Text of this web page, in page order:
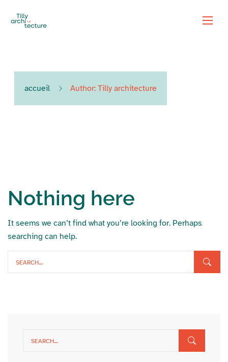
accueil Author: Tilly architecture
Nothing here
It seems we can’t find what you’re looking for. Perhaps
searching can help.